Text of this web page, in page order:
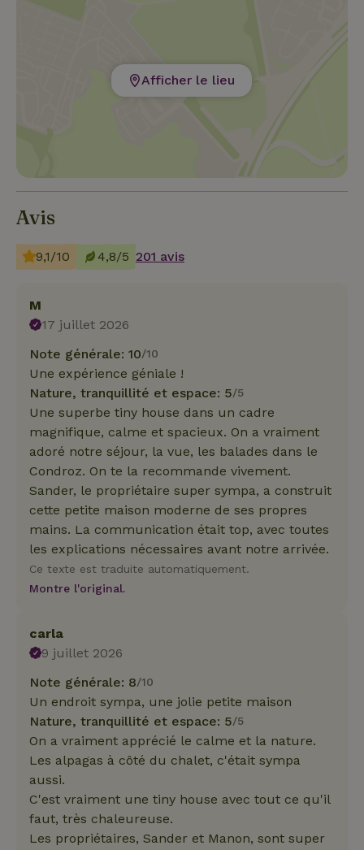
Afficher le lieu
Avis
9,1/10 4,8/5 201 avis
M
17 juillet 2026
Note générale: 10/10
Une expérience géniale !
Nature, tranquillité et espace: 5/5
Une superbe tiny house dans un cadre
magnifique, calme et spacieux. On a vraiment
adoré notre séjour, la vue, les balades dans le
Condroz. On te la recommande vivement.
Sander, le propriétaire super sympa, a construit
cette petite maison moderne de ses propres
mains. La communication était top, avec toutes
les explications nécessaires avant notre arrivée.
Ce texte est traduite automatiquement.
Montre l'original.
carla
9 juillet 2026
Note générale: 8/10
Un endroit sympa, une jolie petite maison
Nature, tranquillité et espace: 5/5
On a vraiment apprécié le calme et la nature.
Les alpagas à côté du chalet, c'était sympa
aussi.
C'est vraiment une tiny house avec tout ce qu'il
faut, très chaleureuse.
Les propriétaires, Sander et Manon, sont super